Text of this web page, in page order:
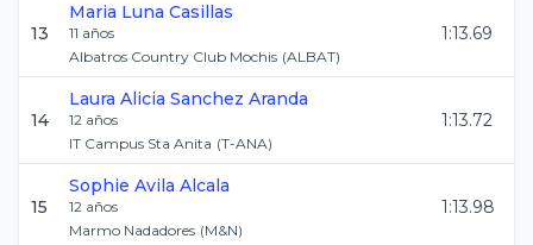
13
Maria Luna Casillas
11 años
Albatros Country Club Mochis (ALBAT)
1:13.69
14
Laura Alicia Sanchez Aranda
12 años
IT Campus Sta Anita (T-ANA)
1:13.72
15
Sophie Avila Alcala
12 años
Marmo Nadadores (M&N)
1:13.98